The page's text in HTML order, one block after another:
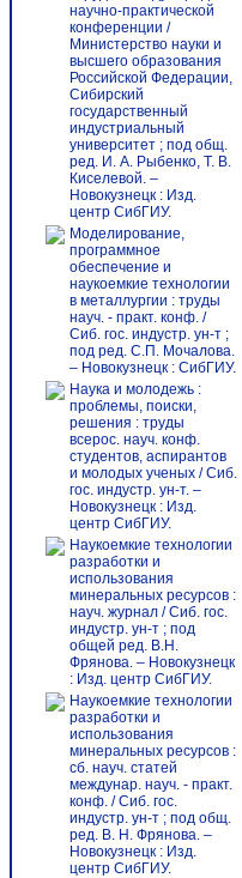
научно-практической
конференции /
Министерство науки и
высшего образования
Российской Федерации,
Сибирский
государственный
индустриальный
университет ; под общ.
ред. И. А. Рыбенко, Т. В.
Киселевой. –
Новокузнецк : Изд.
центр СибГИУ.
Моделирование,
программное
обеспечение и
наукоемкие технологии
в металлургии : труды
науч. - практ. конф. /
Сиб. гос. индустр. ун-т ;
под ред. С.П. Мочалова.
– Новокузнецк : СибГИУ.
Наука и молодежь :
проблемы, поиски,
решения : труды
всерос. науч. конф.
студентов, аспирантов
и молодых ученых / Сиб.
гос. индустр. ун-т. –
Новокузнецк : Изд.
центр СибГИУ.
Наукоемкие технологии
разработки и
использования
минеральных ресурсов :
науч. журнал / Сиб. гос.
индустр. ун-т ; под
общей ред. В.Н.
Фрянова. – Новокузнецк
: Изд. центр СибГИУ.
Наукоемкие технологии
разработки и
использования
минеральных ресурсов :
сб. науч. статей
междунар. науч. - практ.
конф. / Сиб. гос.
индустр. ун-т ; под общ.
ред. В. Н. Фрянова. –
Новокузнецк : Изд.
центр СибГИУ.